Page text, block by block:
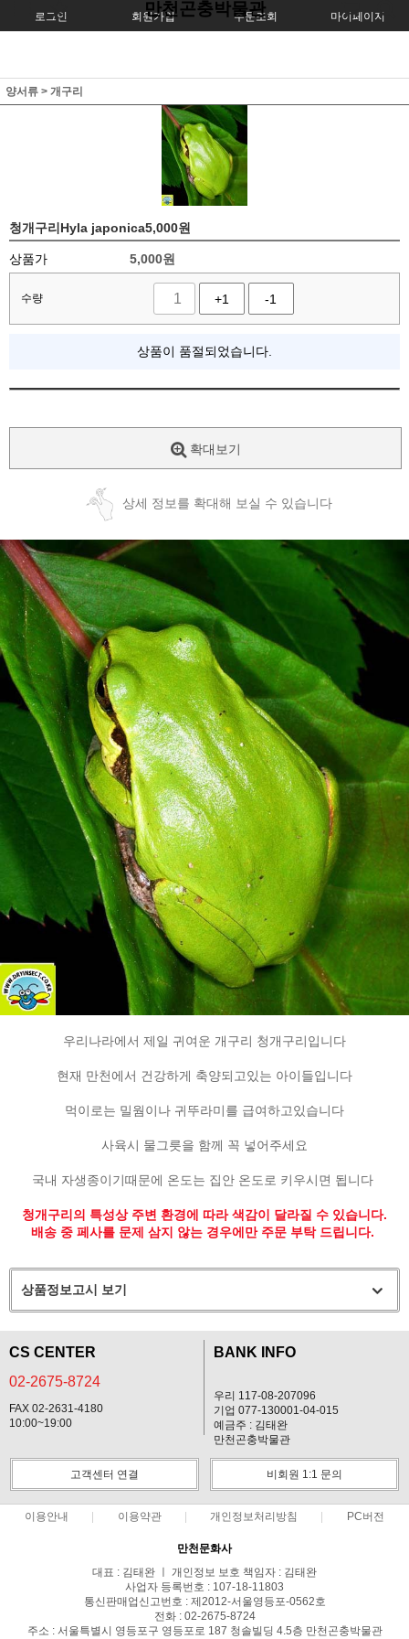
로그인 회원가입 주문조회 마이페이지
만천곤충박물관
양서류 > 개구리
청개구리Hyla japonica5,000원
상품가 5,000원
수량 +1 -1
상품이 품절되었습니다.
확대보기
상세 정보를 확대해 보실 수 있습니다
우리나라에서 제일 귀여운 개구리 청개구리입니다
현재 만천에서 건강하게 축양되고있는 아이들입니다
먹이로는 밀웜이나 귀뚜라미를 급여하고있습니다
사육시 물그릇을 함께 꼭 넣어주세요
국내 자생종이기때문에 온도는 집안 온도로 키우시면 됩니다
청개구리의 특성상 주변 환경에 따라 색감이 달라질 수 있습니다.
배송 중 페사를 문제 삼지 않는 경우에만 주문 부탁 드립니다.
상품정보고시 보기
CS CENTER
02-2675-8724
FAX 02-2631-4180
10:00~19:00
BANK INFO
우리 117-08-207096
기업 077-130001-04-015
예금주 : 김태완
만천곤충박물관
고객센터 연결 비회원 1:1 문의
이용안내 이용약관 개인정보처리방침 PC버전
만천문화사
대표 : 김태완 ㅣ 개인정보 보호 책임자 : 김태완
사업자 등록번호 : 107-18-11803
통신판매업신고번호 : 제2012-서울영등포-0562호
전화 : 02-2675-8724
주소 : 서울특별시 영등포구 영등포로 187 청솔빌딩 4.5층 만천곤충박물관